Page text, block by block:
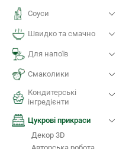
Соуси
Швидко та смачно
Для напоїв
Смаколики
Кондитерські
iнгредієнти
Цукрові прикраси
Декор 3D